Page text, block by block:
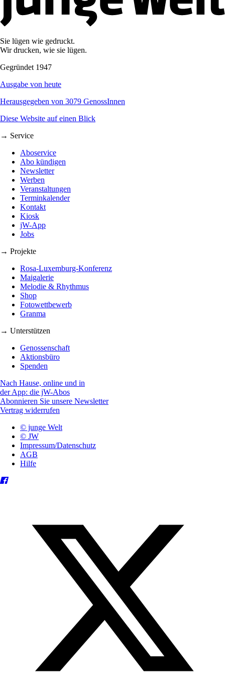
Sie lügen wie gedruckt.
Wir drucken, wie sie lügen.
Gegründet 1947
Ausgabe von heute
Herausgegeben von 3079 GenossInnen
Diese Website auf einen Blick
→ Service
Aboservice
Abo kündigen
Newsletter
Werben
Veranstaltungen
Terminkalender
Kontakt
Kiosk
jW-App
Jobs
→ Projekte
Rosa-Luxemburg-Konferenz
Maigalerie
Melodie & Rhythmus
Shop
Fotowettbewerb
Granma
→ Unterstützen
Genossenschaft
Aktionsbüro
Spenden
Nach Hause, online und in
der App: die jW-Abos
Abonnieren Sie unsere Newsletter
Vertrag widerrufen
© junge Welt
© JW
Impressum/Datenschutz
AGB
Hilfe